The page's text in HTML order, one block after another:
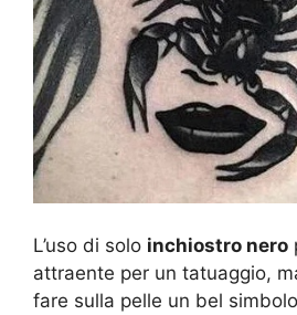
L’uso di solo inchiostro nero
attraente per un tatuaggio,
fare sulla pelle un bel